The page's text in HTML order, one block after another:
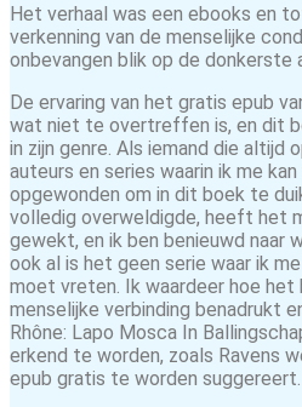
Het verhaal was een ebooks en
verkenning van de menselijke
onbevangen blik op de donkerste
De ervaring van het gratis epub
wat niet te overtreffen is, en dit
in zijn genre. Als iemand die altijd
auteurs en series waarin ik me
opgewonden om in dit boek te
volledig overweldigde, heeft het
gewekt, en ik ben benieuwd naar
ook al is het geen serie waar ik
moet vreten. Ik waardeer hoe het
menselijke verbinding benadrukt
Rhône: Lapo Mosca In
erkend te worden, zoals Ravens
epub gratis te worden suggereert.